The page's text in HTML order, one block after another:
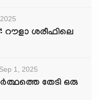
റൗളാ ശരീഫിലെ
Sep 1, 2025
തേടി ഒരു